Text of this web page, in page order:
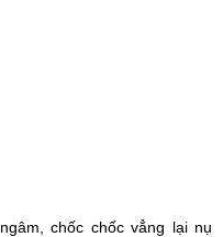
chốc chốc vẳng lại nụ